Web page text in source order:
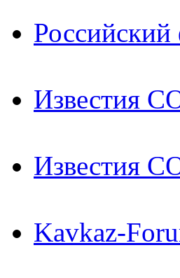
Известия
Известия
Kavkaz-